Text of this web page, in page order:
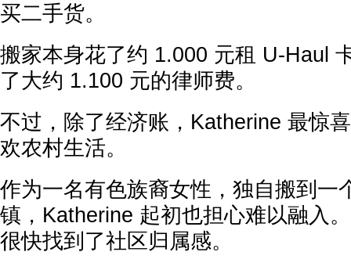
买二手货。
搬家本身花了约 1.000 元租 U-Haul
了大约 1.100 元的律师费。
不过，除了经济账，Katherine 最惊
欢农村生活。
作为一名有色族裔女性，独自搬到一
镇，Katherine 起初也担心难以融入
很快找到了社区归属感。